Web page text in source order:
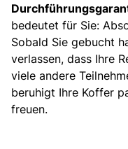
bedeutet für Sie:
Sobald Sie gebucht
verlassen, dass Ihre
viele andere
beruhigt Ihre Koffer
freuen.